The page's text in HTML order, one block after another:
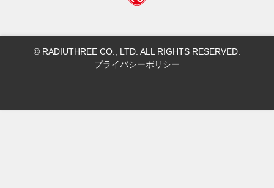
© RADIUTHREE CO., LTD. ALL RIGHTS RESERVED.
プライバシーポリシー